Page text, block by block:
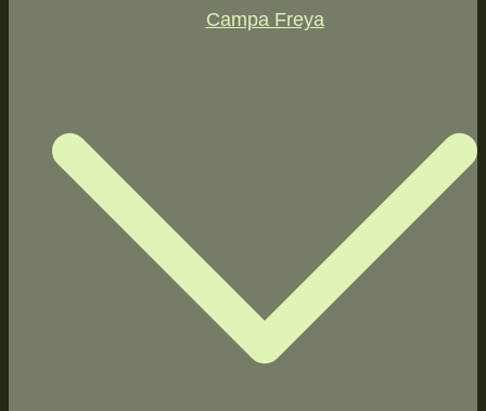
Campa Freya